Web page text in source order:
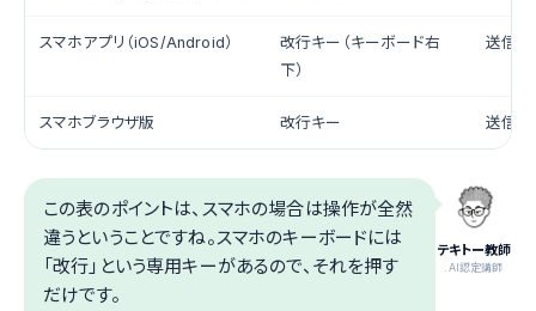
スマホアプリ（iOS/Android）
改行キー（キーボード右
下）
送信ボ
スマホブラウザ版 改行キー 送信ボ
テキトー教師
.AI認定講師
この表のポイントは、スマホの場合は操作が全然
違うということですね。スマホのキーボードには
「改行」という専用キーがあるので、それを押す
だけです。